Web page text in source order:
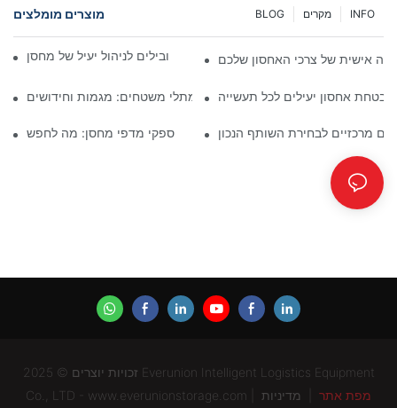
מוצרים מומלצים INFO מקרים BLOG
פתרונות מדפים תעשייתיים מובילים לניהול יעיל של מחסן
אישית של צרכי האחסון שלכם
עתיד פתרונות מתלי משטחים: מגמות וחידושיםאבטחת אחסון יעילים לכל תעשייה
ספקי מדפי מחסן: מה לחפש מרכזיים לבחירת השותף הנכון
זכויות יוצרים © 2025 Everunion Intelligent Logistics Equipment
Co., LTD - www.everunionstorage.com |
מפת אתר מדיניות